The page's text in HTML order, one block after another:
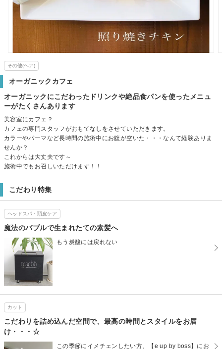
その他(ヘア)
オーガニックカフェ
オーガニックにこだわったドリンクや絶品食パンを使ったメニュ
ーがたくさんあります
美容室にカフェ？
カフェの専門スタッフがおもてなしをさせていただきます。
カラーやパーマなど長時間の施術中にお腹が空いた・・・なんて経験ありま
せんか？
これからは大丈夫です～
施術中でもお召しいただけます！！
こだわり特集
ヘッドスパ・頭皮ケア
魔法のバブルで生まれたての素髪へ
もう炭酸には戻れない
カット
こだわりを詰め込んだ空間で、最高の時間とスタイルをお届
け・・・☆
この季節にイメチェンしたい方、【e up by boss】にお